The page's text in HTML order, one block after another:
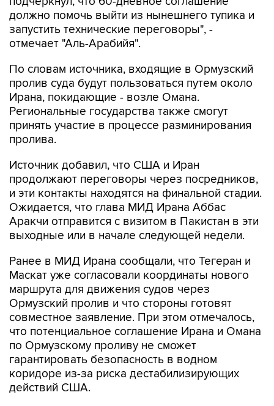
должно помочь выйти из нынешнего тупика и
запустить технические переговоры", -
отмечает "Аль-Арабийя".
По словам источника, входящие в Ормузский
пролив суда будут пользоваться путем около
Ирана, покидающие - возле Омана.
Региональные государства также смогут
принять участие в процессе разминирования
пролива.
Источник добавил, что США и Иран
продолжают переговоры через посредников,
и эти контакты находятся на финальной стадии.
Ожидается, что глава МИД Ирана Аббас
Аракчи отправится с визитом в Пакистан в эти
выходные или в начале следующей недели.
Ранее в МИД Ирана сообщали, что Тегеран и
Маскат уже согласовали координаты нового
маршрута для движения судов через
Ормузский пролив и что стороны готовят
совместное заявление. При этом отмечалось,
что потенциальное соглашение Ирана и Омана
по Ормузскому проливу не сможет
гарантировать безопасность в водном
коридоре из-за риска дестабилизирующих
действий США.